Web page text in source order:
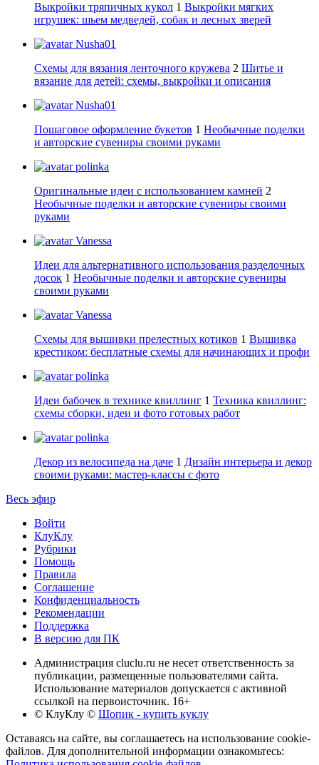
Выкройки тряпичных кукол 1 Выкройки мягких
игрушек: шьем медведей, собак и лесных зверей
Nusha01
Схемы для вязания ленточного кружева 2 Шитье и
вязание для детей: схемы, выкройки и описания
Nusha01
Пошаговое оформление букетов 1 Необычные поделки
и авторские сувениры своими руками
polinka
Оригинальные идеи с использованием камней 2
Необычные поделки и авторские сувениры своими
руками
Vanessa
Идеи для альтернативного использования разделочных
досок 1 Необычные поделки и авторские сувениры
своими руками
Vanessa
Схемы для вышивки прелестных котиков 1 Вышивка
крестиком: бесплатные схемы для начинающих и профи
polinka
Идеи бабочек в технике квиллинг 1 Техника квиллинг:
схемы сборки, идеи и фото готовых работ
polinka
Декор из велосипеда на даче 1 Дизайн интерьера и декор
своими руками: мастер-классы с фото
Весь эфир
Войти
КлуКлу
Рубрики
Помощь
Правила
Соглашение
Конфиденциальность
Рекомендации
Поддержка
В версию для ПК
Администрация cluclu.ru не несет ответственность за
публикации, размещенные пользователями сайта.
Использование материалов допускается с активной
ссылкой на первоисточник. 16+
© КлуКлу © Шопик - купить куклу
Оставаясь на сайте, вы соглашаетесь на использование cookie-
файлов. Для дополнительной информации ознакомьтесь: